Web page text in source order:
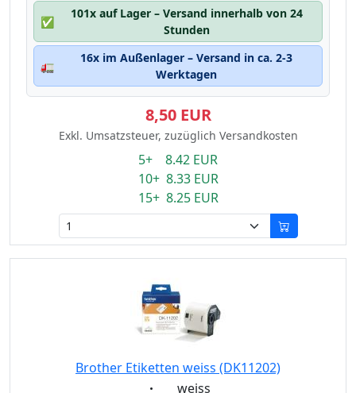
✅
101x auf Lager – Versand innerhalb von 24
Stunden
🚛
16x im Außenlager – Versand in ca. 2-3
Werktagen
8,50 EUR
Exkl. Umsatzsteuer, zuzüglich Versandkosten
5+ 8.42 EUR
10+ 8.33 EUR
15+ 8.25 EUR
Brother Etiketten weiss (DK11202)
Eigenschaft:
weiss